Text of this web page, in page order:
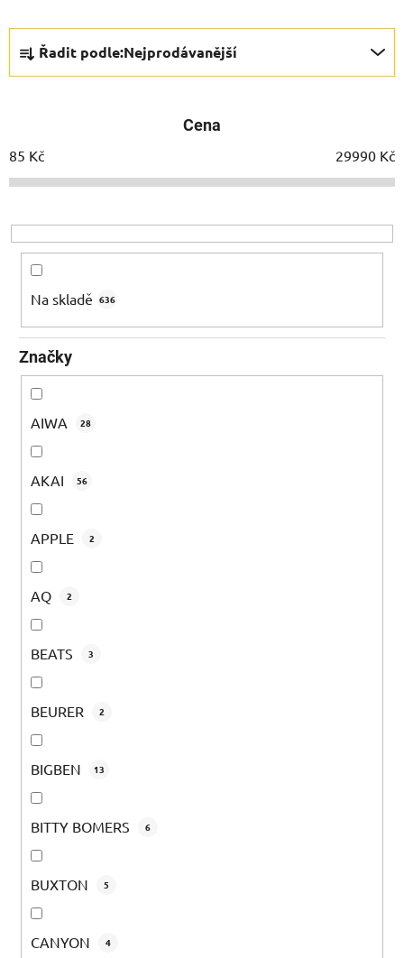
í
p
o
d
ů
Řadit podle:Nejprodávanější
Cena
85 Kč 29990 Kč
Na skladě 636
Značky
AIWA 28
AKAI 56
APPLE 2
AQ 2
BEATS 3
BEURER 2
BIGBEN 13
BITTY BOMERS 6
BUXTON 5
CANYON 4